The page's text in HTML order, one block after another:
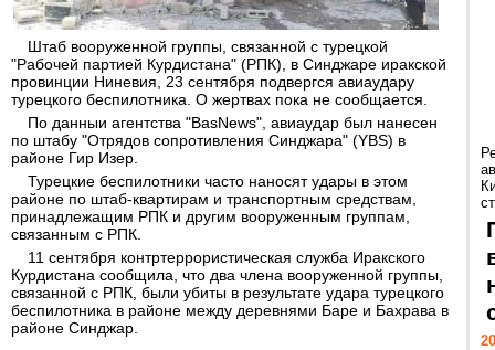
Штаб вооруженной группы, связанной с турецкой
"Рабочей партией Курдистана" (РПК), в Синджаре иракской
провинции Ниневия, 23 сентября подвергся авиаудару
турецкого беспилотника. О жертвах пока не сообщается.
По данныи агентства "BasNews", авиаудар был нанесен
по штабу "Отрядов сопротивления Синджара" (YBS) в
районе Гир Изер.
Турецкие беспилотники часто наносят удары в этом
районе по штаб-квартирам и транспортным средствам,
принадлежащим РПК и другим вооруженным группам,
связанным с РПК.
11 сентября контртеррористическая служба Иракского
Курдистана сообщила, что два члена вооруженной группы,
связанной с РПК, были убиты в результате удара турецкого
беспилотника в районе между деревнями Баре и Бахрава в
районе Синджар.